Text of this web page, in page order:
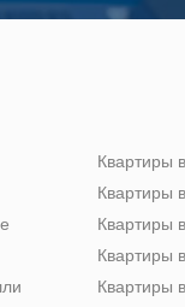
Квартиры
Квартиры
Квартиры
Квартиры
Квартиры